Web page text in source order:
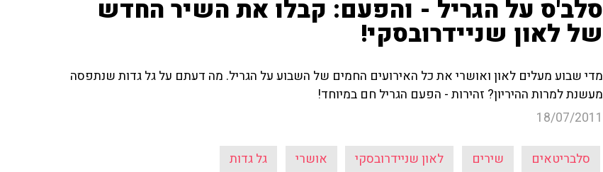
סלב'ס על הגריל - והפעם: קבלו את השיר החדש
של לאון שניידרובסקי!
מדי שבוע מעלים לאון ואושרי את כל האירועים החמים של השבוע על הגריל. מה דעתם על גל גדות שנתפסה
מעשנת למרות ההיריון? זהירות - הפעם הגריל חם במיוחד!
18/07/2011
סלבריטאים שירים לאון שניידרובסקי אושרי גל גדות